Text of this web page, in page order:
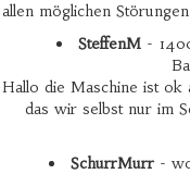
allen möglichen
SteffenM -
Hallo die Maschine ist
das wir selbst nur im
SchurrMurr -